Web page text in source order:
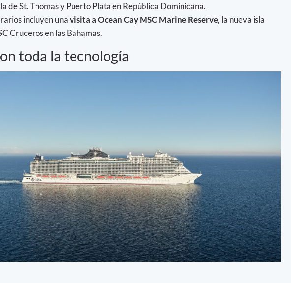
de St. Thomas y Puerto Plata en República Dominicana.
incluyen unavisita a Ocean Cay MSC Marine Reserve, la nueva isla
Cruceros en las Bahamas.
toda la tecnología